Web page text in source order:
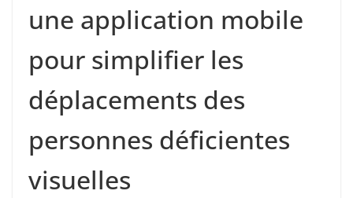
une application mobile
pour simplifier les
déplacements des
personnes déficientes
visuelles